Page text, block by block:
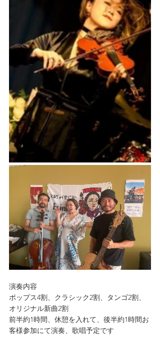
演奏内容
ポップス4割、クラシック2割、タンゴ2割、
オリジナル新曲2割
前半約1時間、休憩を入れて、後半約1時間お
客様参加にて演奏、歌唱予定です